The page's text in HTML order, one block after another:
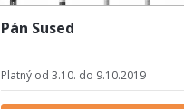
Pán Sused
Platný od 3.10. do 9.10.2019